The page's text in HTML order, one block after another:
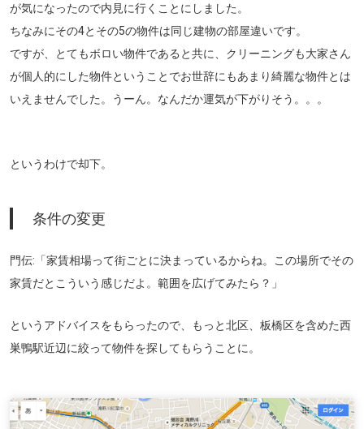
が気になったので内見に行くことにしました。
ちなみにその4とその5の物件は同じ建物の部屋違いです。
ですが、とてもボロい物件であると共に、クリーニングも大家さん
が個人的にした物件ということでお世辞にもあまり綺麗な物件とは
いえませんでした。うーん。なんだか運気が下がりそう。。。
というわけで却下。
条件の変更
門伝:「家賃相場って街ごとに決まっているからね。この場所でその
家賃だとこういう感じだよ。範囲を広げてみたら？」
というアドバイスをもらったので、もっと北区、板橋区を含めた西
巣鴨駅近辺に絞って物件を探してもらうことに。